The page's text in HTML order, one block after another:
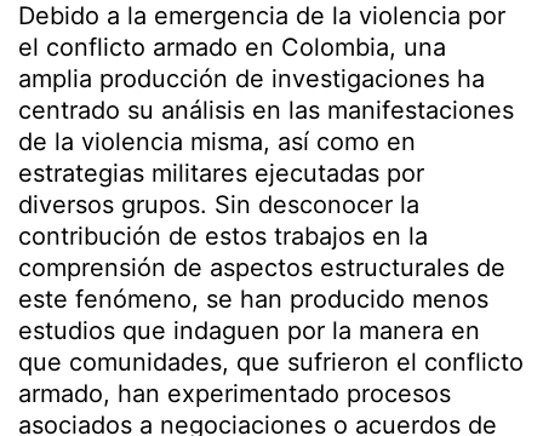
Debido a la emergencia de la violencia por
el conflicto armado en Colombia, una
amplia producción de investigaciones ha
centrado su análisis en las manifestaciones
de la violencia misma, así como en
estrategias militares ejecutadas por
diversos grupos. Sin desconocer la
contribución de estos trabajos en la
comprensión de aspectos estructurales de
este fenómeno, se han producido menos
estudios que indaguen por la manera en
que comunidades, que sufrieron el conflicto
armado, han experimentado procesos
asociados a negociaciones o acuerdos de